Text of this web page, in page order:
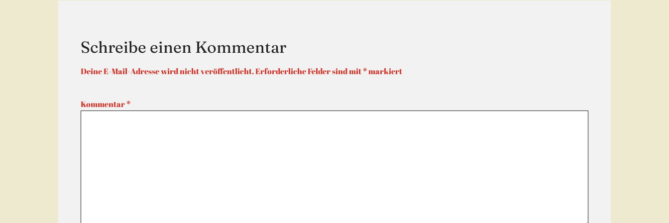
Schreibe einen Kommentar
Deine E-Mail-Adresse wird nicht veröffentlicht.Erforderliche Felder sind mit*markiert
Kommentar*